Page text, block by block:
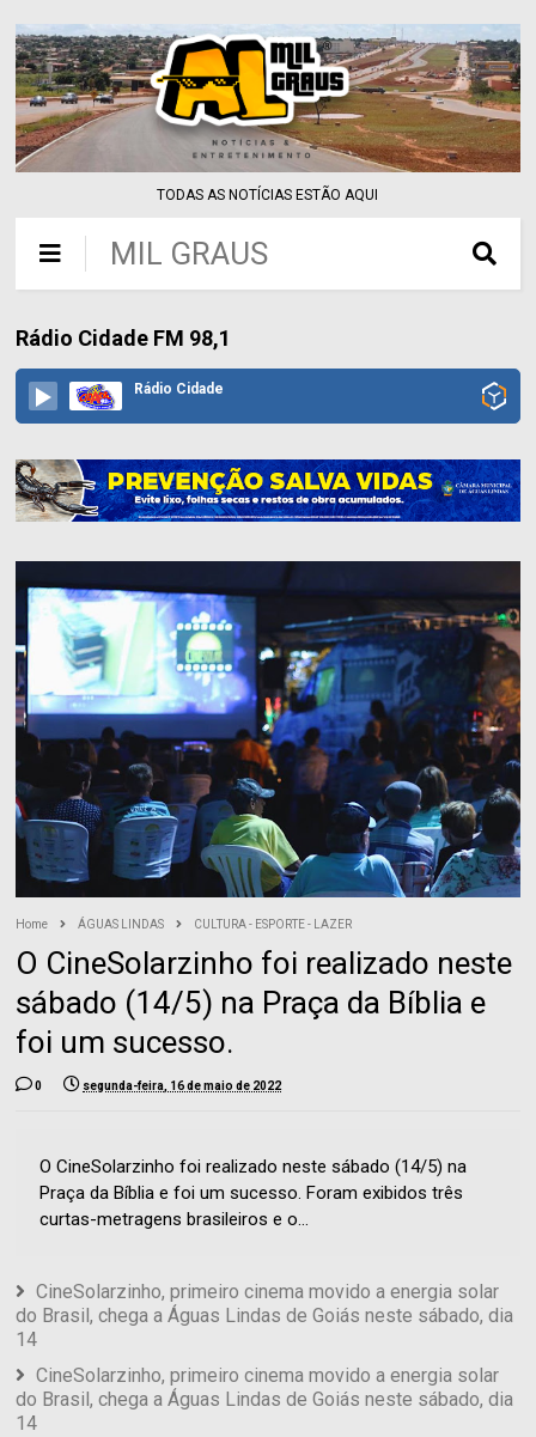
TODAS AS NOTÍCIAS ESTÃO AQUI
MIL GRAUS
Rádio Cidade FM 98,1
Rádio Cidade
Home ÁGUAS LINDAS CULTURA - ESPORTE - LAZER
O CineSolarzinho foi realizado neste
sábado (14/5) na Praça da Bíblia e
foi um sucesso.
0 segunda-feira, 16 de maio de 2022
O CineSolarzinho foi realizado neste sábado (14/5) na
Praça da Bíblia e foi um sucesso. Foram exibidos três
curtas-metragens brasileiros e o...
CineSolarzinho, primeiro cinema movido a energia solar
do Brasil, chega a Águas Lindas de Goiás neste sábado, dia
14
CineSolarzinho, primeiro cinema movido a energia solar
do Brasil, chega a Águas Lindas de Goiás neste sábado, dia
14